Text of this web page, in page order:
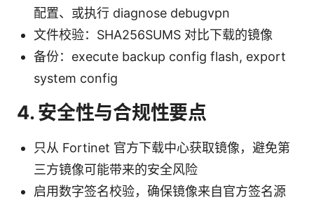
配置、或执行 diagnose debugvpn
文件校验：SHA256SUMS 对比下载的镜像
备份：execute backup config flash, export
system config
4. 安全性与合规性要点
只从 Fortinet 官方下载中心获取镜像，避免第
三方镜像可能带来的安全风险
启用数字签名校验，确保镜像来自官方签名源